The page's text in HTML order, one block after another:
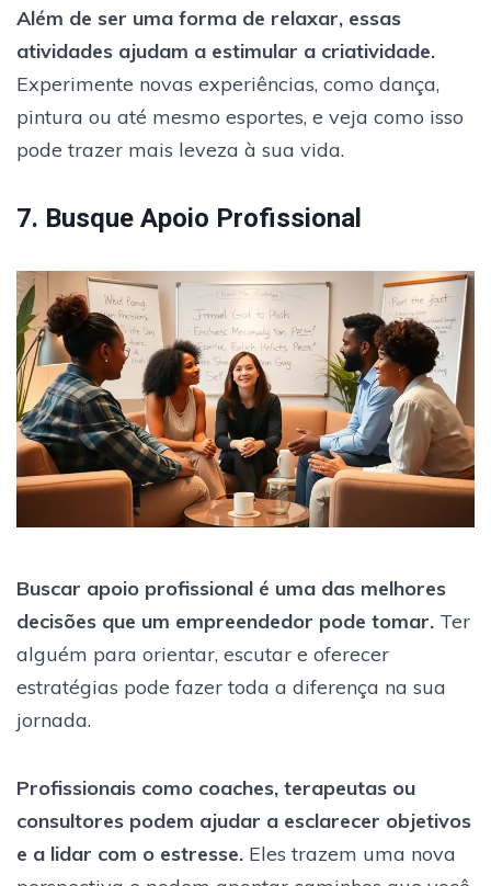
Além de ser uma forma de relaxar, essas
atividades ajudam a estimular a criatividade.
Experimente novas experiências, como dança,
pintura ou até mesmo esportes, e veja como isso
pode trazer mais leveza à sua vida.
7. Busque Apoio Profissional
Buscar apoio profissional é uma das melhores
decisões que um empreendedor pode tomar. Ter
alguém para orientar, escutar e oferecer
estratégias pode fazer toda a diferença na sua
jornada.
Profissionais como coaches, terapeutas ou
consultores podem ajudar a esclarecer objetivos
e a lidar com o estresse. Eles trazem uma nova